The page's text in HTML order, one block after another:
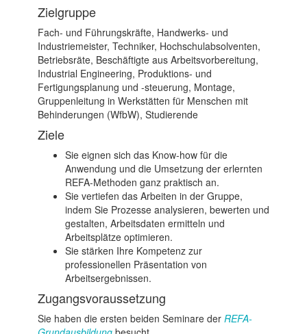
Zielgruppe
Fach- und Führungskräfte, Handwerks- und
Industriemeister, Techniker, Hochschulabsolventen,
Betriebsräte, Beschäftigte aus Arbeitsvorbereitung,
Industrial Engineering, Produktions- und
Fertigungsplanung und -steuerung, Montage,
Gruppenleitung in Werkstätten für Menschen mit
Behinderungen (WfbW), Studierende
Ziele
Sie eignen sich das Know-how für die
Anwendung und die Umsetzung der erlernten
REFA-Methoden ganz praktisch an.
Sie vertiefen das Arbeiten in der Gruppe,
indem Sie Prozesse analysieren, bewerten und
gestalten, Arbeitsdaten ermitteln und
Arbeitsplätze optimieren.
Sie stärken Ihre Kompetenz zur
professionellen Präsentation von
Arbeitsergebnissen.
Zugangsvoraussetzung
Sie haben die ersten beiden Seminare der REFA-